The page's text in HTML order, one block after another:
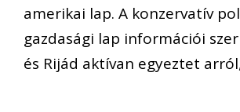
amerikai lap. A konzervatív
gazdasági lap információi
és Rijád aktívan egyeztet